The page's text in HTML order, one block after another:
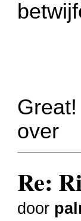
over
Re:
door